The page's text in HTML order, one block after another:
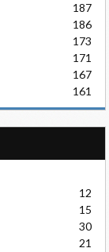
187
186
173
171
167
161
12
15
30
21